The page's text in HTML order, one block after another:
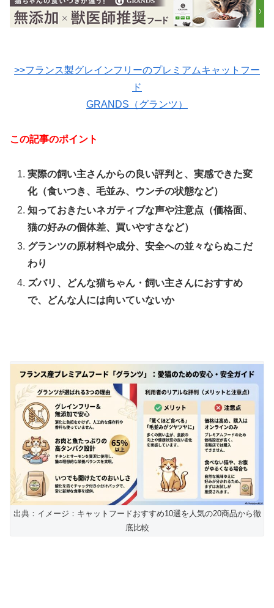
>>フランス製グレインフリーのプレミアムキャットフー
ド
GRANDS（グランツ）
この記事のポイント
実際の飼い主さんからの良い評判と、実感できた変
化（食いつき、毛並み、ウンチの状態など）
知っておきたいネガティブな声や注意点（価格面、
猫の好みの個体差、買いやすさなど）
グランツの原材料や成分、安全への並々ならぬこだ
わり
ズバリ、どんな猫ちゃん・飼い主さんにおすすめ
で、どんな人には向いていないか
出典：イメージ：キャットフードおすすめ10選を人気の20商品から徹
底比較